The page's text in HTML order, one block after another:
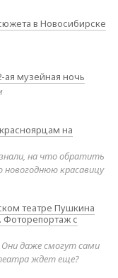
в Новосибирске
ая музейная ночь
на
на что обратить
красавицу
театре Пушкина
Фоторепортаж с
даже смогут сами
ждет еще?